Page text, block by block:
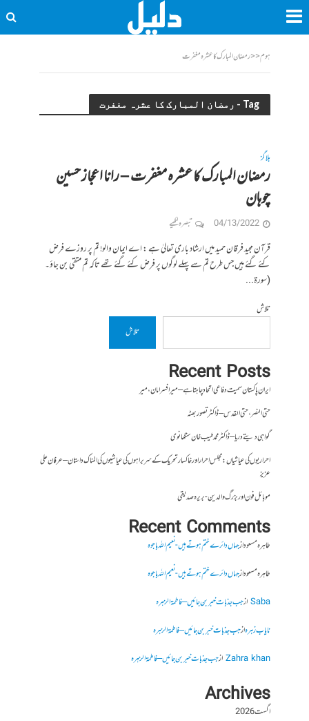
ہوم<<رمضان المبارک کا عشرہ مغفرت
Tag - رمضان المبارک کا عشرہ مغفرت
بلاگز
رمضان المبارک کا عشرہ مغفرت – رانا اعجاز حسین
چوہان
04/13/2022 تبصرہ لکھیے
قرآن مجید فرقان حمید میں ارشاد باری تعالیٰ ہے : اے ایمان والو! تم پر روزے فرض
کئے گئے ہیں جس طرح تم سے پہلے لوگوں پر فرض کئے گئے تھے تاکہ تم متقی بن جاؤ۔
(سورۃ...
تلاش
تلاش
Recent Posts
ایران پاکستان سمیت دفاعی اتحاد چاہتا ہے – میر افسر امان،میر
حتی النصر ، حتی القدس – ڈاکٹر تصور بھٹہ
گواہی دیتے دریا – ڈاکٹر محمد طیب خان سنگھانوی
احراریوں کی عیاشیاں : مجلس احرار اور خاکسار تحریک کے سربراہوں کی عیاشیوں کی المناک داستان – عرفان علی
عزیز
موبائل فون اور بزرگ والدین- بریرہ صدیقی
Recent Comments
طاہرہ مسعودازجہاں دائرے ختم ہوتے ہیں- نعیم اللہ باجوہ
طاہرہ مسعودازجہاں دائرے ختم ہوتے ہیں- نعیم اللہ باجوہ
Sabaازجب جذبات خبر بن جائیں – فاطمۃالزہرہ
نایاب زہرہازجب جذبات خبر بن جائیں – فاطمۃالزہرہ
Zahra khanازجب جذبات خبر بن جائیں – فاطمۃالزہرہ
Archives
اگست 2026